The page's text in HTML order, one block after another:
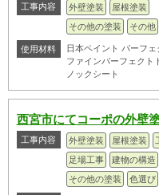
工事内容 外壁塗装
屋根塗装
その他の塗装
その他
使用材料
日本ペイント パーフェ
ファインパーフェクト
ノックシート
西宮市にてコーポの外壁
工事内容 外壁塗装 屋根塗装
足場工事
建物の構造
その他の塗装
色選び